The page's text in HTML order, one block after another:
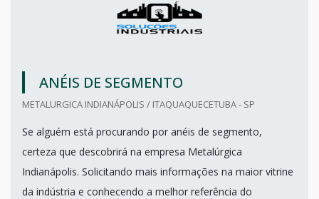
ANÉIS DE SEGMENTO
METALURGICA INDIANÁPOLIS / ITAQUAQUECETUBA - SP
Se alguém está procurando por anéis de segmento,
certeza que descobrirá na empresa Metalúrgica
Indianápolis. Solicitando mais informações na maior vitrine
da indústria e conhecendo a melhor referência do